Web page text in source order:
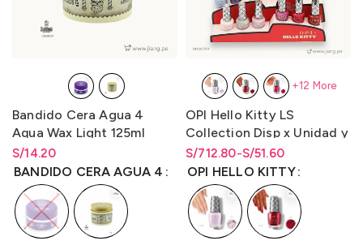
Bandido Cera Agua 4
Aqua Wax Light 125ml
S/14.20
Rango de precios: desde
S/14.20hastaS/14.20
BANDIDO CERA AGUA 4
OPI Hello Kitty LS
Collection Disp x Unidad y
Disp. x Kit 16
(Is/Bcoat/Tcoat) 15ml.
S/51.60
-
S/712.80
Rango de precios: desde
S/51.60 hasta S/712.80
Rango de precios: desde
S/51.60hastaS/712.80
OPI HELLO KITTY
+12 More